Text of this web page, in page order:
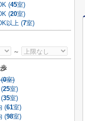
(45室)
(20室)
以上 (7室)
～
0室)
25室)
35室)
(61室)
(98室)